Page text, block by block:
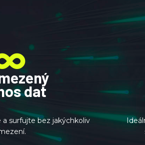
dat
surfujte bez jakýchkoliv